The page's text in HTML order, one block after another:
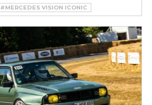
#MERCEDES VISION ICONIC